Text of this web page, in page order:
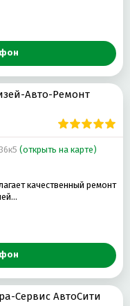
Авто-Ремонт
(открыть на карте)
качественный ремонт
Сервис АвтоСити